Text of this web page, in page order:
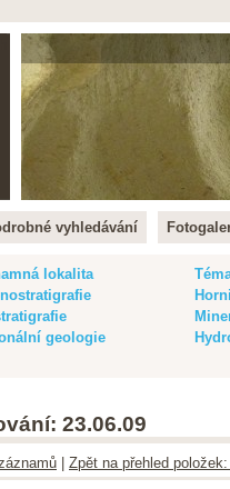
vyhledávání
lokalita
geologie
23.06.09
Zpět na přehled